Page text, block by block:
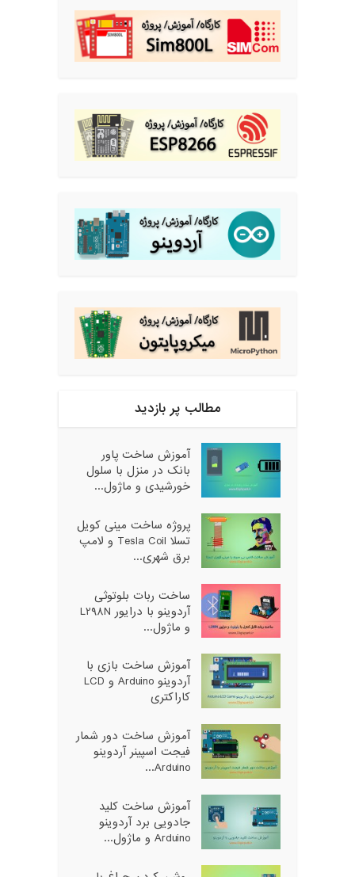
مطالب پر بازدید
آموزش ساخت پاور
بانک در منزل با سلول
خورشیدی و ماژول...
پروژه ساخت مینی کویل
تسلا Tesla Coil و لامپ
برق شهری...
ساخت ربات بلوتوثی
آردوینو با درایور L298N
و ماژول...
آموزش ساخت بازی با
آردوینو Arduino و LCD
کاراکتری
آموزش ساخت دور شمار
فیجت اسپینر آردوینو
Arduino...
آموزش ساخت کلید
جادویی برد آردوینو
Arduino و ماژول...